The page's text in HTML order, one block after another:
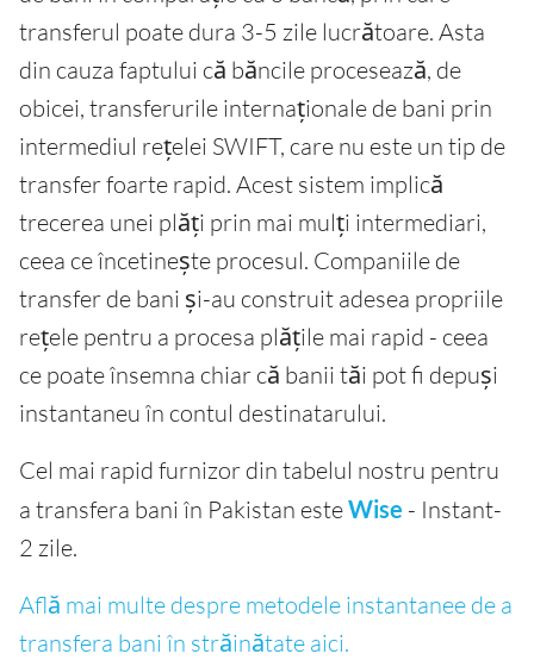
transferul poate dura 3-5 zile lucrătoare. Asta
din cauza faptului că băncile procesează, de
obicei, transferurile internaționale de bani prin
intermediul rețelei SWIFT, care nu este un tip de
transfer foarte rapid. Acest sistem implică
trecerea unei plăți prin mai mulți intermediari,
ceea ce încetinește procesul. Companiile de
transfer de bani și-au construit adesea propriile
rețele pentru a procesa plățile mai rapid - ceea
ce poate însemna chiar că banii tăi pot fi depuși
instantaneu în contul destinatarului.
Cel mai rapid furnizor din tabelul nostru pentru
a transfera bani în Pakistan esteWise - Instant-
2 zile.
Află mai multe despre metodele instantanee de a
transfera bani în străinătate aici.